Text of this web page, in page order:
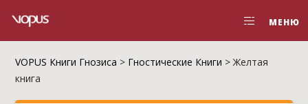
МЕНЮ
VOPUS Книги Гнозиса > Гностические Книги >Желтая
книга